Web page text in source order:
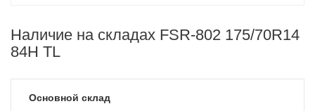
Наличие на складах FSR-802 175/70R14
84H TL
Основной склад